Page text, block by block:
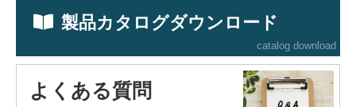
製品カタログダウンロード
catalog download
よくある質問